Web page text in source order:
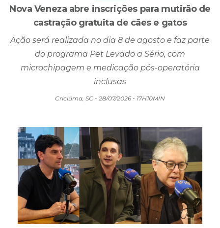
ANIMAIS
Nova Veneza abre inscrições para mutirão de
castração gratuita de cães e gatos
Ação será realizada no dia 8 de agosto e faz parte
do programa Pet Levado a Sério, com
microchipagem e medicação pós-operatória
Criciúma, SC - 28/07/2026 - 17H10MIN